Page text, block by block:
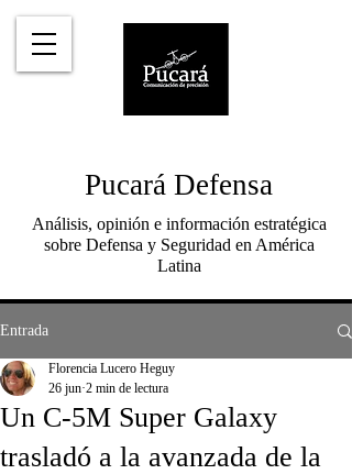
Pucará Defensa
Análisis, opinión e información estratégica
sobre Defensa y Seguridad en América
Latina
Entrada
Un C-5M Super Galaxy
trasladó a la avanzada de la
Florencia Lucero Heguy
26 jun 2 min de lectura